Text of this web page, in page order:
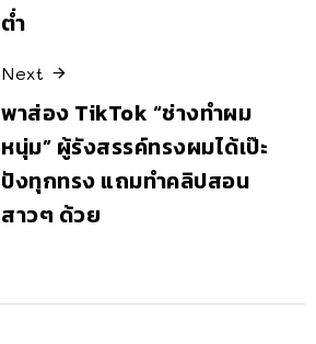
ต่ำ
Next
พาส่อง TikTok “ช่างทำผม
หนุ่ม” ผู้รังสรรค์ทรงผมได้เป๊ะ
ปังทุกทรง แถมทำคลิปสอน
สาวๆ ด้วย